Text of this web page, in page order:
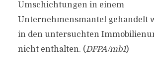
Umschichtungen in einem
Unternehmensmantel gehandelt
in den untersuchten
nicht enthalten. (DFPA/mb1)